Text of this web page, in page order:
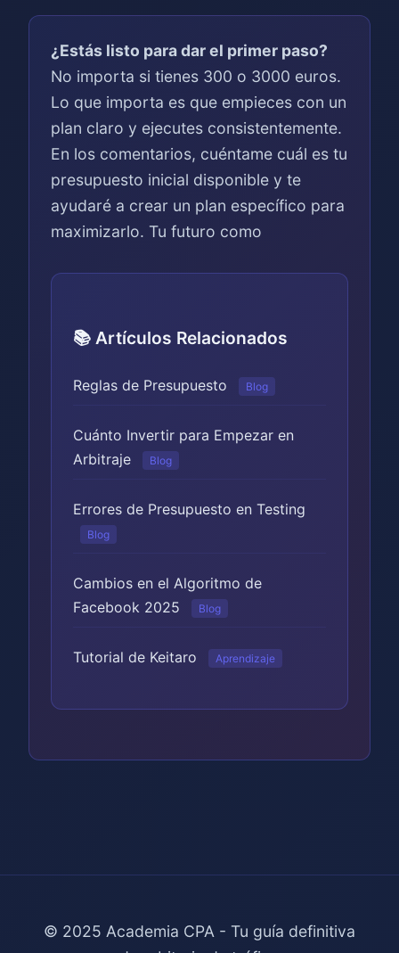
¿Estás listo para dar el primer paso?
No importa si tienes 300 o 3000 euros.
Lo que importa es que empieces con un
plan claro y ejecutes consistentemente.
En los comentarios, cuéntame cuál es tu
presupuesto inicial disponible y te
ayudaré a crear un plan específico para
maximizarlo. Tu futuro como
📚 Artículos Relacionados
Reglas de Presupuesto Blog
Cuánto Invertir para Empezar en
Arbitraje
Blog
Errores de Presupuesto en Testing
Blog
Cambios en el Algoritmo de
Facebook 2025
Blog
Tutorial de Keitaro Aprendizaje
© 2025 Academia CPA - Tu guía definitiva